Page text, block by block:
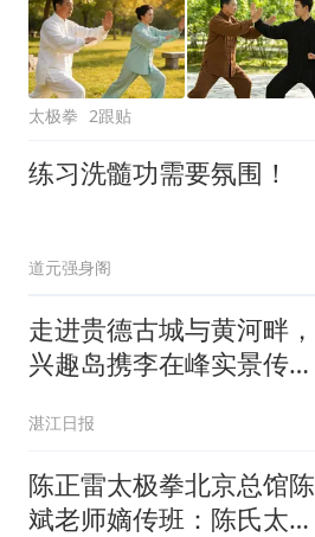
太极拳 2跟贴
练习洗髓功需要氛围！
道元强身阁
走进贵德古城与黄河畔，
兴趣岛携李在峰实景传播
湛江日报
陈正雷太极拳北京总馆陈
斌老师嫡传班：陈氏太极